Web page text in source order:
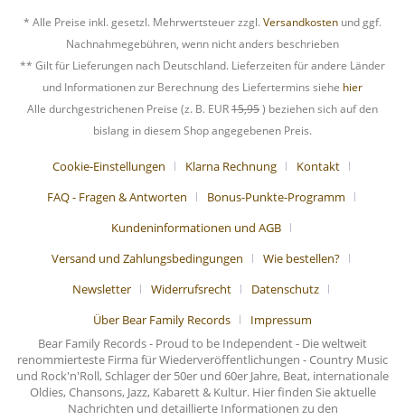
* Alle Preise inkl. gesetzl. Mehrwertsteuer zzgl. Versandkosten und ggf.
Nachnahmegebühren, wenn nicht anders beschrieben
** Gilt für Lieferungen nach Deutschland. Lieferzeiten für andere Länder
und Informationen zur Berechnung des Liefertermins siehe hier
Alle durchgestrichenen Preise (z. B. EUR15,95) beziehen sich auf den
bislang in diesem Shop angegebenen Preis.
Cookie-Einstellungen Klarna Rechnung
Kontakt
FAQ - Fragen & Antworten
Bonus-Punkte-Programm
Kundeninformationen und AGB
Versand und Zahlungsbedingungen
Wie bestellen?
Newsletter
Widerrufsrecht
Datenschutz
Über Bear Family Records
Impressum
Bear Family Records - Proud to be Independent - Die weltweit
renommierteste Firma für Wiederveröffentlichungen - Country Music
und Rock'n'Roll, Schlager der 50er und 60er Jahre, Beat, internationale
Oldies, Chansons, Jazz, Kabarett & Kultur. Hier finden Sie aktuelle
Nachrichten und detaillierte Informationen zu den